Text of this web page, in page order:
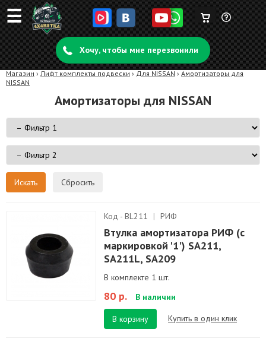
☰ Задать
вопрос
Корзина
пуста
Хочу, чтобы мне перезвонили
Магазин › Лифт комплекты подвески › Для NISSAN › Амортизаторы для
NISSAN
Амортизаторы для NISSAN
Сбросить
Код - BL211 | РИФ
Втулка амортизатора РИФ (с
маркировкой '1') SA211,
SA211L, SA209
В комплекте 1 шт.
80 р. В наличии
В корзину Купить в один клик